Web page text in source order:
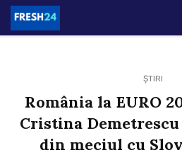
ȘTIRI
România la EURO
Cristina Demetrescu
din meciul cu